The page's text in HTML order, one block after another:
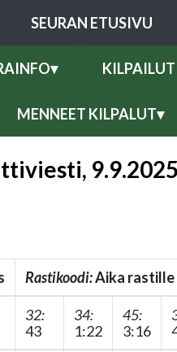
SEURAN ETUSIVU
▾
MENNEET KILPALUT▾
Rastikoodi:Aika rastille
32:
43
34:
1:22
45:
3:16